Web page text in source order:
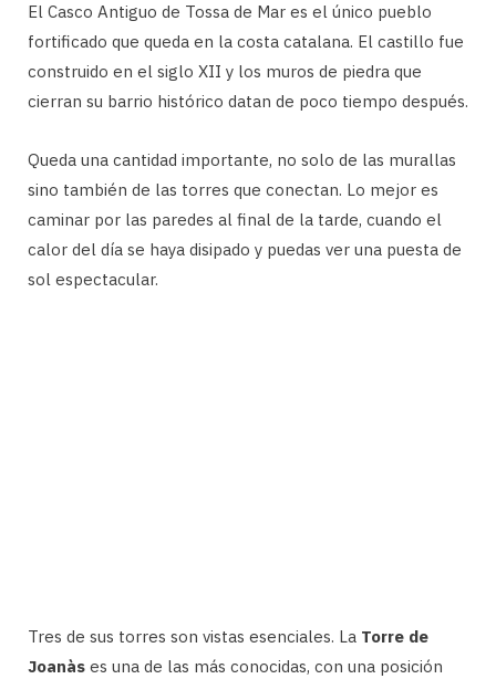
El Casco Antiguo de Tossa de Mar es el único pueblo
fortificado que queda en la costa catalana. El castillo fue
construido en el siglo XII y los muros de piedra que
cierran su barrio histórico datan de poco tiempo después.
Queda una cantidad importante, no solo de las murallas
sino también de las torres que conectan. Lo mejor es
caminar por las paredes al final de la tarde, cuando el
calor del día se haya disipado y puedas ver una puesta de
sol espectacular.
Tres de sus torres son vistas esenciales. La Torre de
Joanàs es una de las más conocidas, con una posición